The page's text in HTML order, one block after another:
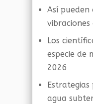
Así
Los
especie de
2026
agua